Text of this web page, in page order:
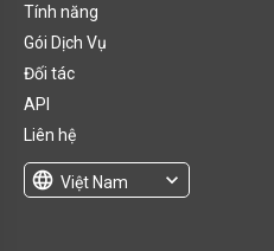
Tính năng
Gói Dịch Vụ
Đối tác
API
Liên hệ
language Việt Nam
expand_more